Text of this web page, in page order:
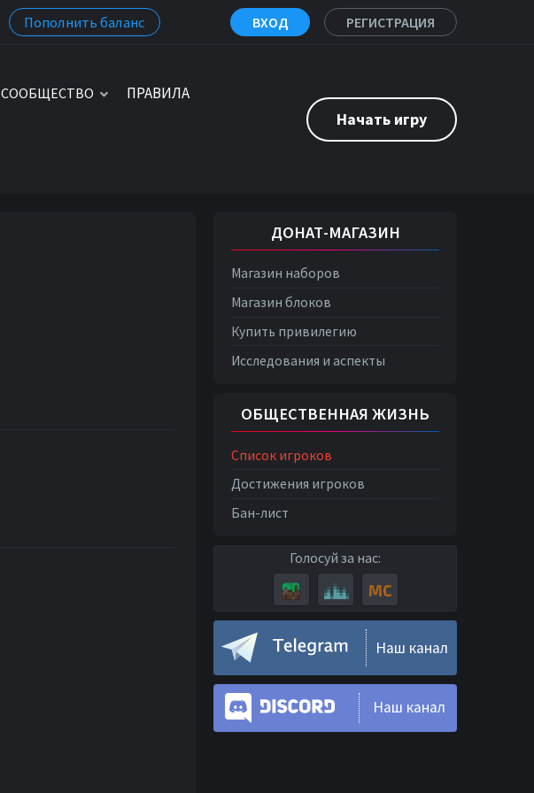
Пополнить баланс ВХОД РЕГИСТРАЦИЯ
СООБЩЕСТВО ПРАВИЛА
Начать игру
ДОНАТ-МАГАЗИН
Магазин наборов
Магазин блоков
Купить привилегию
Исследования и аспекты
ОБЩЕСТВЕННАЯ ЖИЗНЬ
Список игроков
Достижения игроков
Бан-лист
Голосуй за нас:
Наш канал
Наш канал